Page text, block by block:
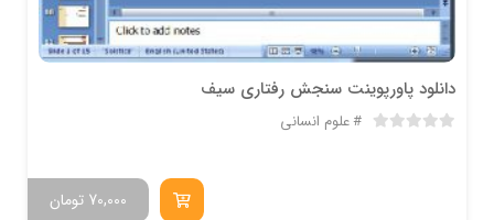
دانلود پاورپوینت سنجش رفتاری سیف
علوم انسانی
تومان 70,000